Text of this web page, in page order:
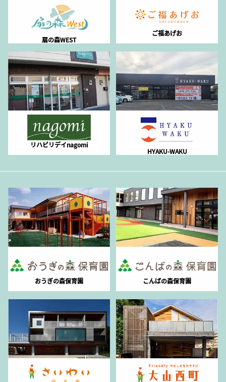
扇の森WEST
ご福あげお
リハビリデイnagomi
HYAKU-WAKU
おうぎの森保育園 こんばの森保育園